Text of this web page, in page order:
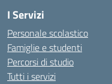
I Servizi
Personale scolastico
Famiglie e studenti
Percorsi di studio
Tutti i servizi